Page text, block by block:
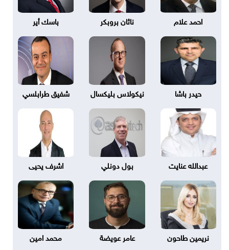
احمد علام ناثان بروبكر باسك أير
حيدر باشا نيكولاس بليكسال شفيق طرابلسي
عبدالله عنايت بول دونلي اشرف يحيى
نريمين طاحون عامر عويضة محمد امين